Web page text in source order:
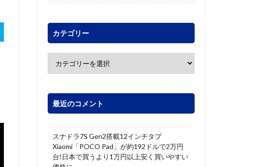
カテゴリー
最近のコメント
スナドラ7S Gen2搭載12インチタブ
Xiaomi「POCO Pad」が約192ドルで2万円
台!日本で買うより1万円以上安く買いやすい